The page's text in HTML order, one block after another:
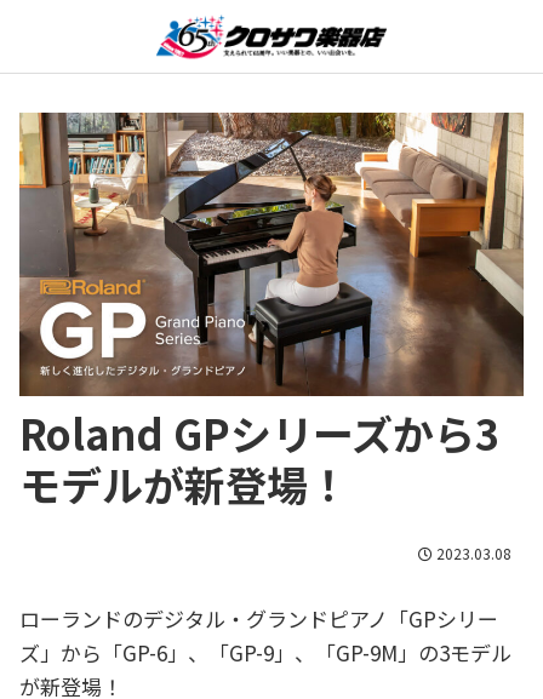
Roland GPシリーズから3
モデルが新登場！
2023.03.08
ローランドのデジタル・グランドピアノ「GPシリー
ズ」から「GP-6」、「GP-9」、「GP-9M」の3モデル
が新登場！